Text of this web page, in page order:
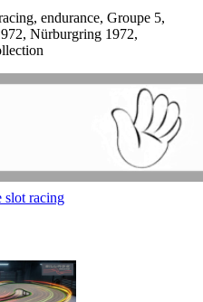
endurance, Groupe 5,
Nürburgring 1972,
slot racing